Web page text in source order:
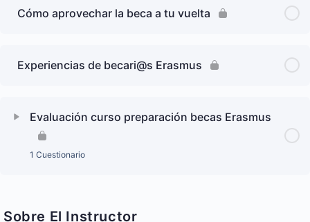
Cómo aprovechar la beca a tu vuelta
Experiencias de becari@s Erasmus
Evaluación curso preparación becas Erasmus
1 Cuestionario
Sobre El Instructor